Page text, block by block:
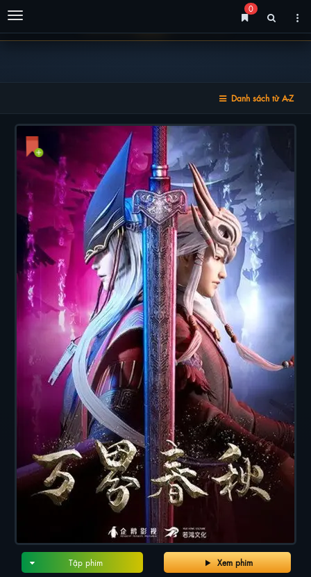
Menu
0
Danh sách từ A-Z
Xem phim
Tập phim